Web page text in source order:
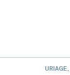
URIAGE,